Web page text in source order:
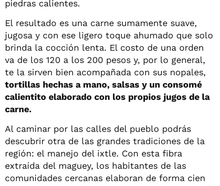
piedras calientes.
El resultado es una carne sumamente suave,
jugosa y con ese ligero toque ahumado que solo
brinda la cocción lenta. El costo de una orden
va de los 120 a los 200 pesos y, por lo general,
te la sirven bien acompañada con sus nopales,
tortillas hechas a mano, salsas y un consomé
calientito elaborado con los propios jugos de la
carne.
Al caminar por las calles del pueblo podrás
descubrir otra de las grandes tradiciones de la
región: el manejo del ixtle. Con esta fibra
extraída del maguey, los habitantes de las
comunidades cercanas elaboran de forma cien